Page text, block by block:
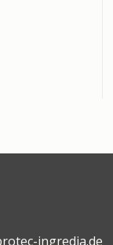
ingredia.de